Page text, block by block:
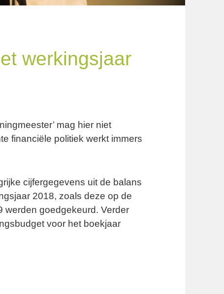
werkingsjaar
mag hier niet
financiële politiek werkt immers
cijfergegevens uit de balans
2018, zoals deze op de
werden goedgekeurd. Verder
voor het boekjaar